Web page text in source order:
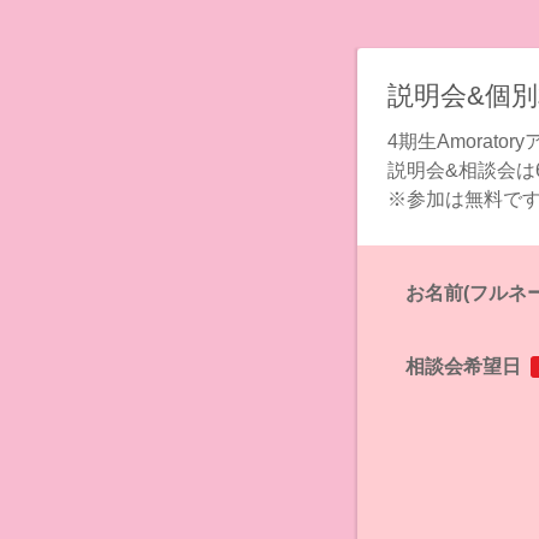
説明会&個
4期生Amoratory
説明会&相談会は
※参加は無料で
お名前(フルネ
相談会希望日